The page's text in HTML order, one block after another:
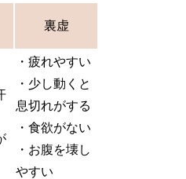
裏虚
・疲れやすい
・少し動くと
息切れがする
・食欲がない
・お腹を壊し
やすい